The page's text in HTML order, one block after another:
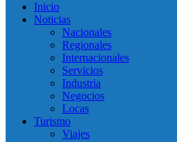
Inicio
Noticias
Nacionales
Regionales
Internacionales
Servicios
Industria
Negocios
Locas
Turismo
Viajes